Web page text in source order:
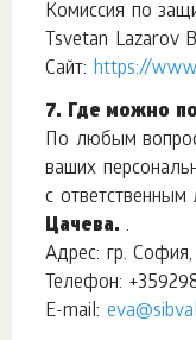
Комиссия по
Tsvetan Lazarov
Сайт: https://
7. Где можно
По любым
ваших
с
Цачева. .
Адрес: гр.
Телефон:
E-mail: